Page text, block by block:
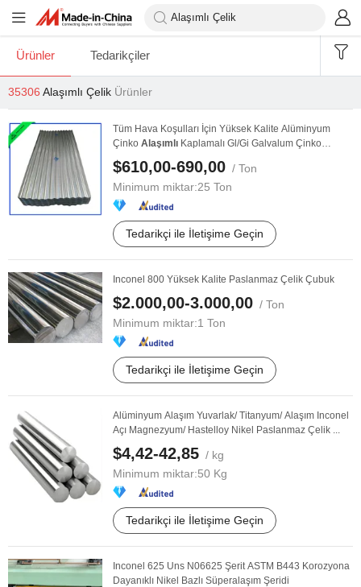
Ürünler Tedarikçiler
35306 Alaşımlı Çelik Ürünler
Tüm Hava Koşulları İçin Yüksek Kalite Alüminyum
Çinko Alaşımlı Kaplamalı Gl/Gi Galvalum Çinko
Ondüle ...
$610,00-690,00 / Ton
Minimum miktar:25 Ton
Tedarikçi ile İletişime Geçin
Inconel 800 Yüksek Kalite Paslanmaz Çelik Çubuk
$2.000,00-3.000,00 / Ton
Minimum miktar:1 Ton
Tedarikçi ile İletişime Geçin
Alüminyum Alaşım Yuvarlak/ Titanyum/ Alaşım Inconel
Açı Magnezyum/ Hastelloy Nikel Paslanmaz Çelik ...
$4,42-42,85 / kg
Minimum miktar:50 Kg
Tedarikçi ile İletişime Geçin
Inconel 625 Uns N06625 Şerit ASTM B443 Korozyona
Dayanıklı Nikel Bazlı Süperalaşım Şeridi